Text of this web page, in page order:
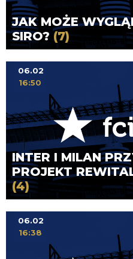
JAK MOŻE
SIRO? (7)
INTER I MILAN
PROJEKT
(4)
06.02
16:50
06.02
16:38